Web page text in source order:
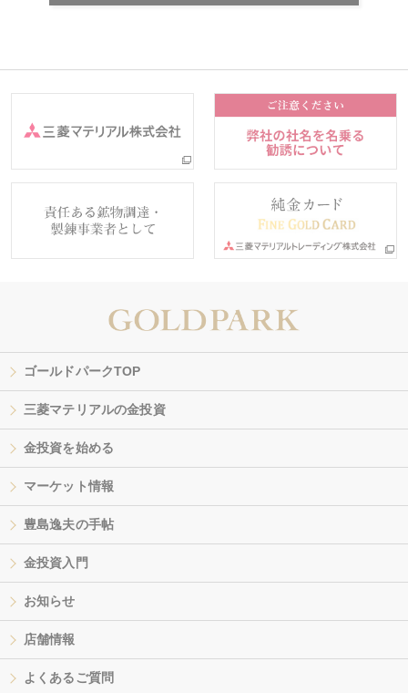
ゴールドパークTOP
三菱マテリアルの金投資
金投資を始める
マーケット情報
豊島逸夫の手帖
金投資入門
お知らせ
店舗情報
よくあるご質問